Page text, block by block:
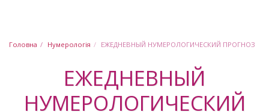
Головна Нумерологія ЕЖЕДНЕВНЫЙ НУМЕРОЛОГИЧЕСКИЙ ПРОГНОЗ
ЕЖЕДНЕВНЫЙ
НУМЕРОЛОГИЧЕСКИЙ